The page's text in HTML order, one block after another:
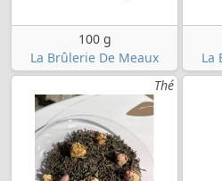
100 g
La Brûlerie De Meaux
La
Thé